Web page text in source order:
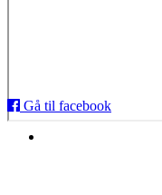
Gå til facebook